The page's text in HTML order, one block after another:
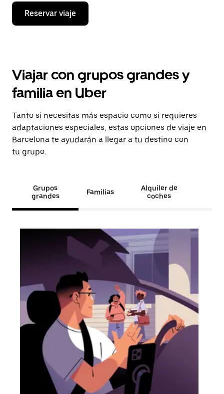
Reservar viaje
Viajar con grupos grandes y
familia en Uber
Tanto si necesitas más espacio como si requieres
adaptaciones especiales, estas opciones de viaje en
Barcelona te ayudarán a llegar a tu destino con
tu grupo.
Grupos
grandes
Familias
Alquiler de
coches